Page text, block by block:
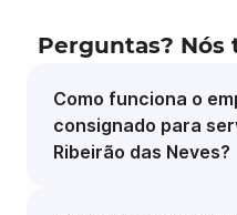
Perguntas? Nós
Como funciona o
consignado para
Ribeirão das Neves?